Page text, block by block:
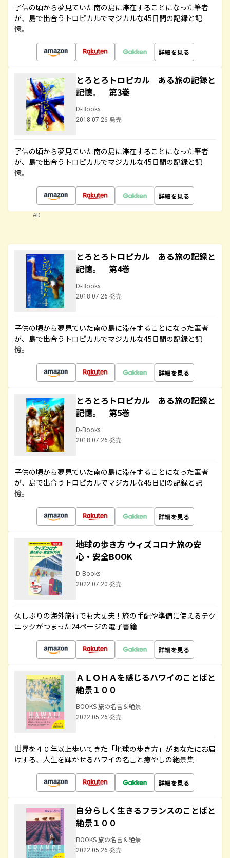
子供の頃から夢見ていた南の島に滞在することになった筆者
が、島で出合うトロピカルでマジカルな45日間の記録と記
憶。
詳細を見る
とろとろトロピカル ある旅の記録と
記憶。 第3巻
D-Books
2018.07.26 発売
子供の頃から夢見ていた南の島に滞在することになった筆者
が、島で出合うトロピカルでマジカルな45日間の記録と記
憶。
詳細を見る
AD
とろとろトロピカル ある旅の記録と
記憶。 第4巻
D-Books
2018.07.26 発売
子供の頃から夢見ていた南の島に滞在することになった筆者
が、島で出合うトロピカルでマジカルな45日間の記録と記
憶。
詳細を見る
とろとろトロピカル ある旅の記録と
記憶。 第5巻
D-Books
2018.07.26 発売
子供の頃から夢見ていた南の島に滞在することになった筆者
が、島で出合うトロピカルでマジカルな45日間の記録と記
憶。
詳細を見る
地球の歩き方 ウィズコロナ旅の安
心・安全BOOK
D-Books
2022.07.20 発売
久しぶりの海外旅行でも大丈夫！旅の手配や準備に使えるテク
ニックがつまった24ページの電子書籍
詳細を見る
ＡＬＯＨＡを感じるハワイのことばと
絶景１００
BOOKS 旅の名言＆絶景
2022.05.26 発売
世界を４０年以上歩いてきた「地球の歩き方」があなたにお届
けする、人生を輝かせるハワイの名言と癒やしの絶景集
詳細を見る
自分らしく生きるフランスのことばと
絶景１００
BOOKS 旅の名言＆絶景
2022.05.26 発売